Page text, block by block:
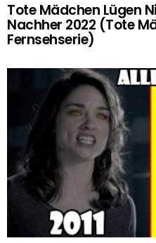
Tote Mädchen Lügen
Nachher 2022 (Tote
Fernsehserie)